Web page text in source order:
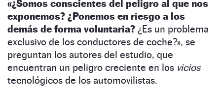
«¿Somos conscientes del peligro al que nos
exponemos? ¿Ponemos en riesgo a los
demás de forma voluntaria? ¿Es un problema
exclusivo de los conductores de coche?», se
preguntan los autores del estudio, que
encuentran un peligro creciente en los vicios
tecnológicos de los automovilistas.